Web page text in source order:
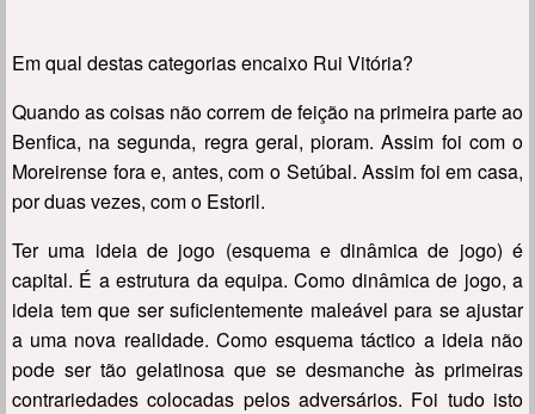
Em qual destas categorias encaixo Rui Vitória?
Quando as coisas não correm de feição na primeira parte ao
Benfica, na segunda, regra geral, pioram. Assim foi com o
Moreirense fora e, antes, com o Setúbal. Assim foi em casa,
por duas vezes, com o Estoril.
Ter uma ideia de jogo (esquema e dinâmica de jogo) é
capital. É a estrutura da equipa. Como dinâmica de jogo, a
ideia tem que ser suficientemente maleável para se ajustar
a uma nova realidade. Como esquema táctico a ideia não
pode ser tão gelatinosa que se desmanche às primeiras
contrariedades colocadas pelos adversários. Foi tudo isto